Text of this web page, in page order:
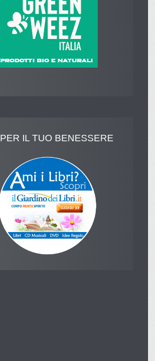
PER IL TUO BENESSERE